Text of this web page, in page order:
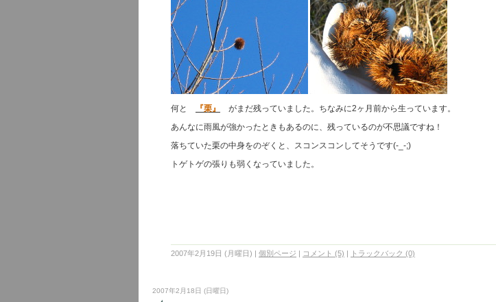
何と 『栗』
がまだ残っていました。ちなみに2ヶ月前から生っています。
あんなに雨風が強かったときもあるのに、残っているのが不思議ですね！
落ちていた栗の中身をのぞくと、スコンスコンしてそうです(-_-;)
トゲトゲの張りも弱くなっていました。
2007年2月19日 (月曜日) | 個別ページ | コメント (5) | トラックバック (0)
2007年2月18日 (日曜日)